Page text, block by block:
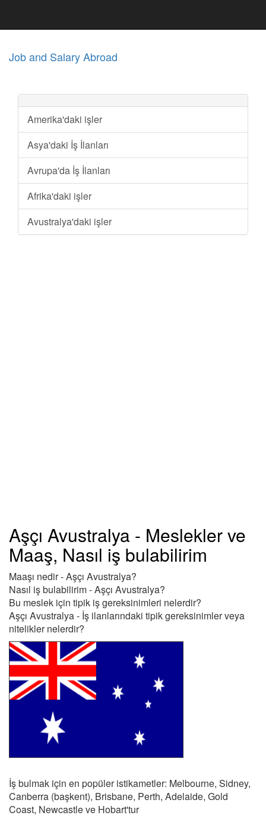
Job and Salary Abroad
Amerika'daki işler
Asya'daki İş İlanları
Avrupa'da İş İlanları
Afrika'daki işler
Avustralya'daki işler
Aşçı Avustralya - Meslekler ve
Maaş, Nasıl iş bulabilirim
Maaşı nedir - Aşçı Avustralya?
Nasıl iş bulabilirim - Aşçı Avustralya?
Bu meslek için tipik iş gereksinimleri nelerdir?
Aşçı Avustralya - İş ilanlarındaki tipik gereksinimler veya
nitelikler nelerdir?
İş bulmak için en popüler istikametler: Melbourne, Sidney,
Canberra (başkent), Brisbane, Perth, Adelaide, Gold
Coast, Newcastle ve Hobart'tur